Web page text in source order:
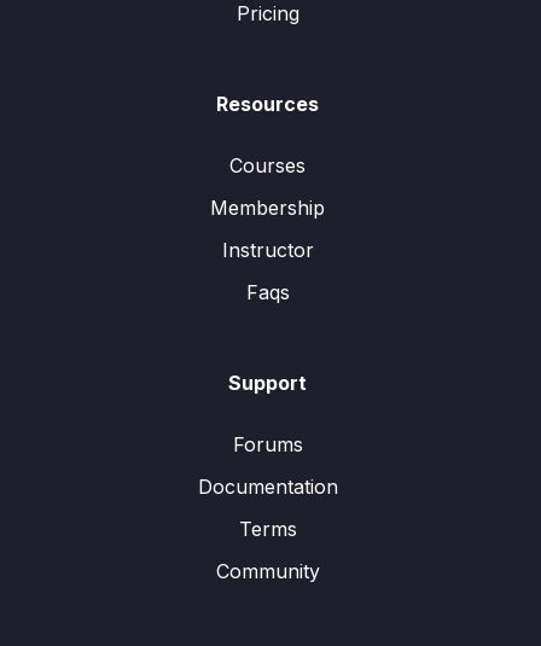
Pricing
Resources
Courses
Membership
Instructor
Faqs
Support
Forums
Documentation
Terms
Community